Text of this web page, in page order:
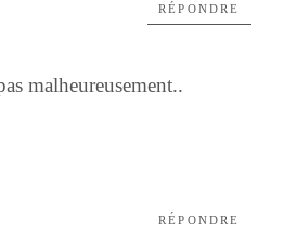
malheureusement..
RÉPONDRE
RÉPONDRE